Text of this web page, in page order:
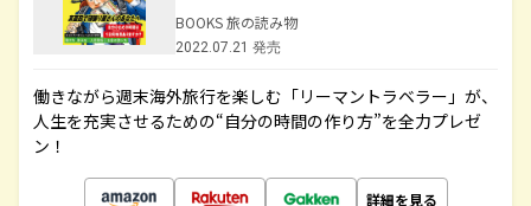
BOOKS 旅の読み物
2022.07.21 発売
働きながら週末海外旅行を楽しむ「リーマントラベラー」が、
人生を充実させるための“自分の時間の作り方”を全力プレゼ
ン！
詳細を見る